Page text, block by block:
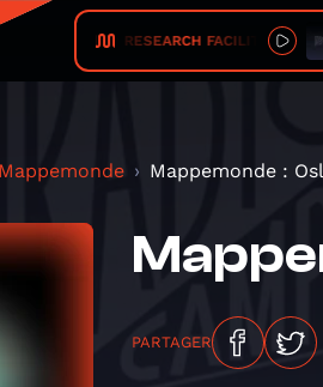
SLEEP RESEARCH FACILITY • 79° S
Mappemonde Mappemonde :
PARTAGER